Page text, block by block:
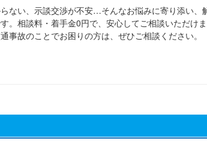
ない、示談交渉が不安…そんなお悩みに寄り添い、
。相談料・着手金0円で、安心してご相談いただけ
事故のことでお困りの方は、ぜひご相談ください。